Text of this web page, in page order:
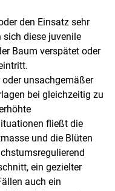
den Einsatz sehr
sich diese juvenile
Baum verspätet oder
unsachgemäßer
bei gleichzeitig zu
fließt die
und die Blüten
ein gezielter
auch ein